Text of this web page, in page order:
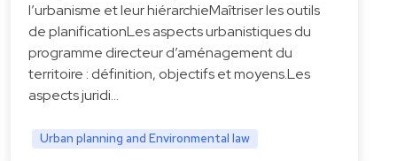
l’urbanisme et leur hiérarchieMaîtriser les outils
de planificationLes aspects urbanistiques du
programme directeur d’aménagement du
territoire : définition, objectifs et moyens.Les
aspects juridi…
Urban planning and Environmental law